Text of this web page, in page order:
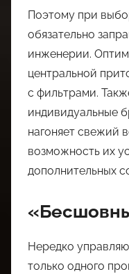
Поэтому при
обязательно
инженерии.
центральной
с фильтрами.
индивидуальные
нагоняет свежий
возможность их
дополнительных
Нередко
только одного